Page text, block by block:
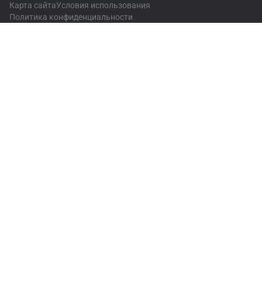
Карта сайтаУсловия использования
Политика конфиденциальности